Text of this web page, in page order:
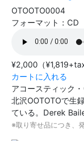
OTOOTO0004
フォーマット：CD
¥2,000 （
カートに入れる
アコースティック
北沢OOTOTOで生
ている。Derek
※取り寄せ品につき、